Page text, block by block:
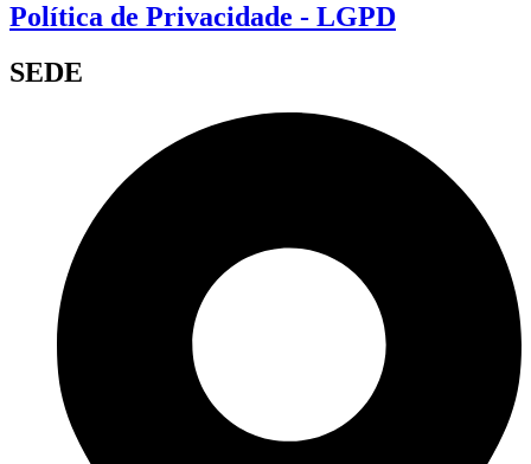
Política de Privacidade - LGPD
SEDE